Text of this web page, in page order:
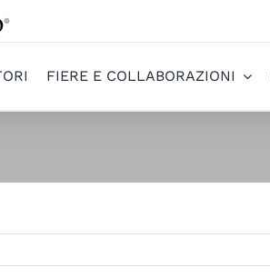
FIERE E COLLABORAZIONI